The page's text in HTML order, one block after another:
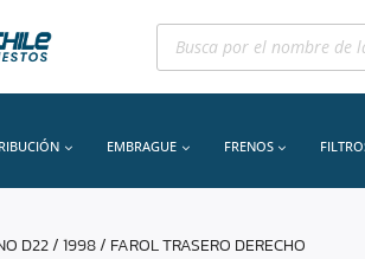
Búsqueda
productos
EMBRAGUE FRENOS
D22/1998/ FAROL TRASERO DERECHO